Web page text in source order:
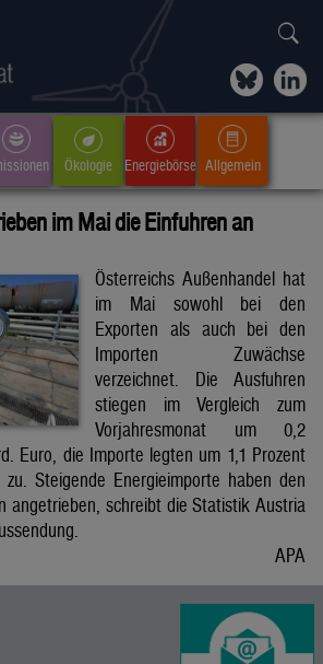
Ökologie Energiebörse Allgemein
im Mai die Einfuhren an
Österreichs Außenhandel hat
im Mai sowohl bei den
Exporten als auch bei den
Importen Zuwächse
verzeichnet. Die Ausfuhren
stiegen im Vergleich zum
Vorjahresmonat um 0,2
Euro, die Importe legten um 1,1 Prozent
Steigende Energieimporte haben den
angetrieben, schreibt die Statistik Austria
APA